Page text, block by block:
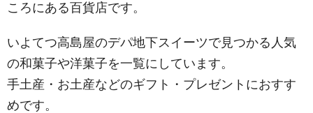
ころにある百貨店です。
いよてつ高島屋のデパ地下スイーツで見つかる人気
の和菓子や洋菓子を一覧にしています。
手土産・お土産などのギフト・プレゼントにおすす
めです。